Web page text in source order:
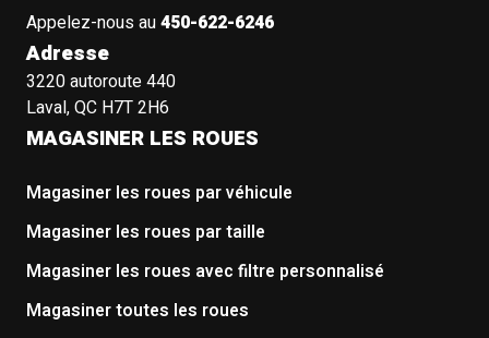
Appelez-nous au450-622-6246
Adresse
3220 autoroute 440
Laval, QC H7T 2H6
MAGASINER LES ROUES
Magasiner les roues par véhicule
Magasiner les roues par taille
Magasiner les roues avec filtre personnalisé
Magasiner toutes les roues